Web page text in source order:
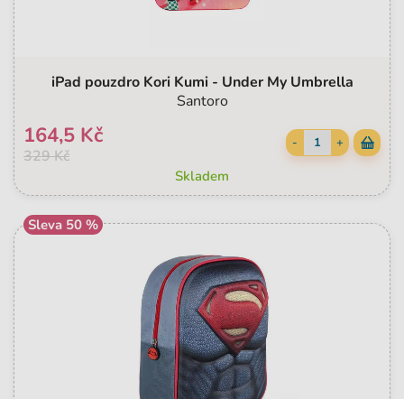
iPad pouzdro Kori Kumi - Under My Umbrella
Santoro
329 Kč
164,5 Kč - +
Skladem
Sleva 50 %